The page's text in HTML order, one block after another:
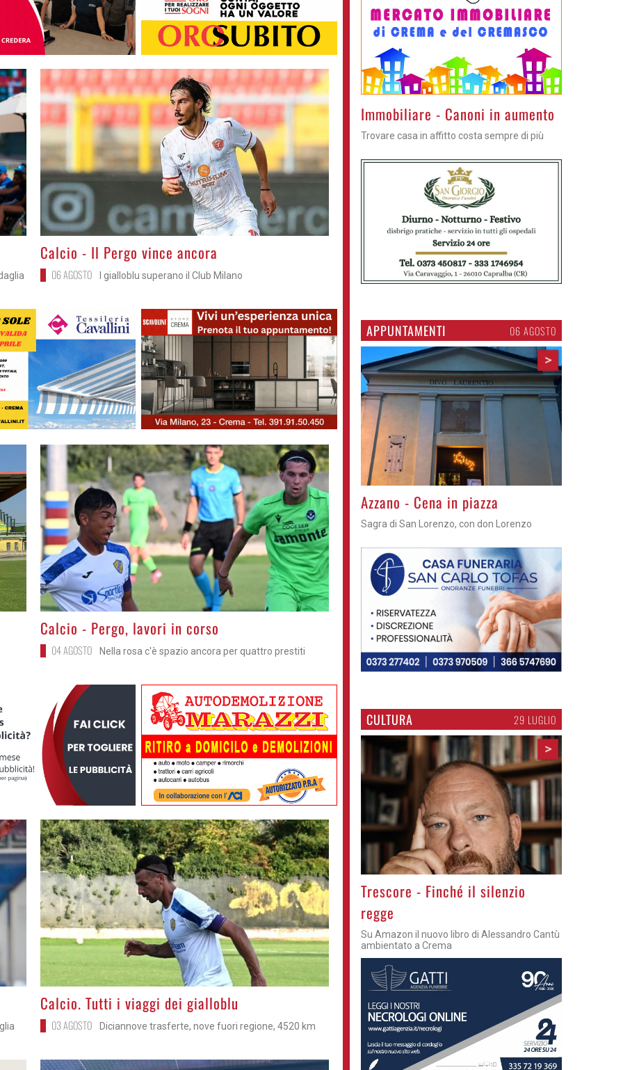
>
Calcio - Il Pergo vince ancora
06 AGOSTO I gialloblu superano il Club Milano
>
Calcio - Pergo, lavori in corso
04 AGOSTO Nella rosa c'è spazio ancora per quattro prestiti
>
Calcio. Tutti i viaggi dei gialloblu
03 AGOSTO Diciannove trasferte, nove fuori regione, 4520 km
Immobiliare - Canoni in aumento
Trovare casa in affitto costa sempre di più
APPUNTAMENTI 06 AGOSTO
>
Gli appuntamenti fino a sabato
Cosa fare questi giorni nel Cremasco
CULTURA 29 LUGLIO
>
Trescore - Finché il silenzio
regge
Su Amazon il nuovo libro di Alessandro Cantù
ambientato a Crema